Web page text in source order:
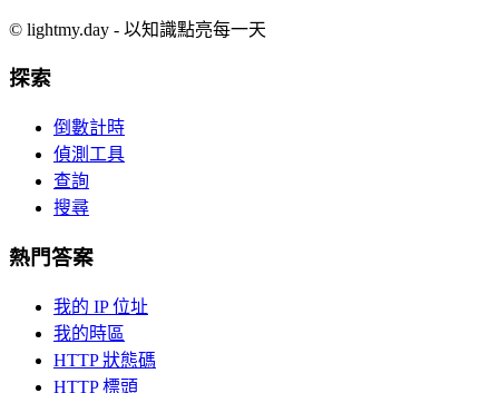
© lightmy.day - 以知識點亮每一天
探索
倒數計時
偵測工具
查詢
搜尋
熱門答案
我的 IP 位址
我的時區
HTTP 狀態碼
HTTP 標頭